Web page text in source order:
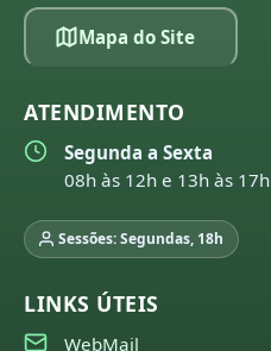
Mapa do Site
ATENDIMENTO
Segunda a Sexta
08h às 12h e 13h às 17h
Sessões: Segundas, 18h
LINKS ÚTEIS
WebMail